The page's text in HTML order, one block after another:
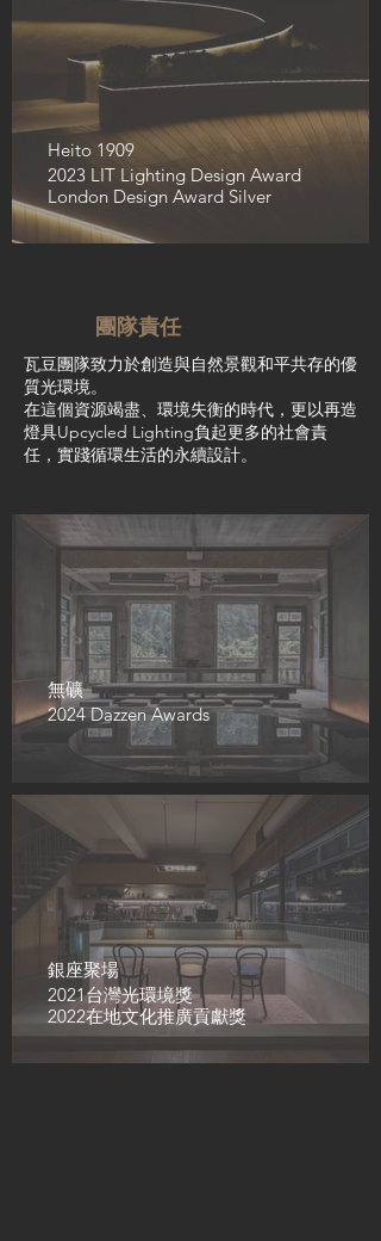
Heito 1909
2023 LIT Lighting Design Award
London Design Award Silver
團隊責任
瓦豆團隊致力於創造與自然景觀和平共存的優
質光環境。
在這個資源竭盡、環境失衡的時代，更以再造
燈具Upcycled Lighting負起更多的社會責
任，實踐循環生活的永續設計。
無礦
2024 Dazzen Awards
銀座聚場
2021台灣光環境獎
2022在地文化推廣貢獻獎